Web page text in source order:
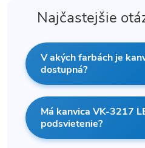
Najčastejšie
V akých farbách je
dostupná?
Má kanvica VK-3217
podsvietenie?